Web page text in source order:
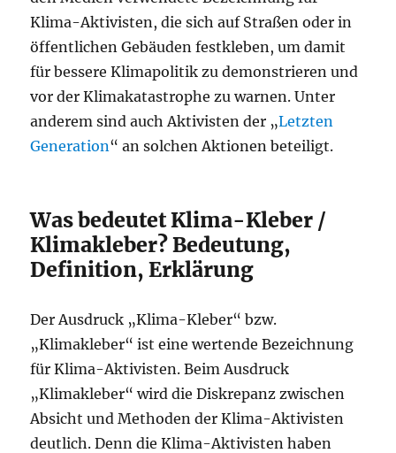
Klima-Aktivisten, die sich auf Straßen oder in
öffentlichen Gebäuden festkleben, um damit
für bessere Klimapolitik zu demonstrieren und
vor der Klimakatastrophe zu warnen. Unter
anderem sind auch Aktivisten der „Letzten
Generation“ an solchen Aktionen beteiligt.
Was bedeutet Klima-Kleber /
Klimakleber? Bedeutung,
Definition, Erklärung
Der Ausdruck „Klima-Kleber“ bzw.
„Klimakleber“ ist eine wertende Bezeichnung
für Klima-Aktivisten. Beim Ausdruck
„Klimakleber“ wird die Diskrepanz zwischen
Absicht und Methoden der Klima-Aktivisten
deutlich. Denn die Klima-Aktivisten haben